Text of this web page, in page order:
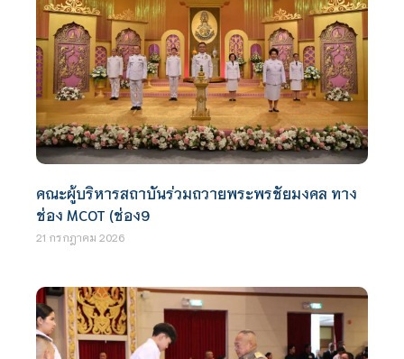
คณะผู้บริหารสถาบันร่วมถวายพระพรชัยมงคล ทาง
ช่อง MCOT (ช่อง9
21 กรกฎาคม 2026